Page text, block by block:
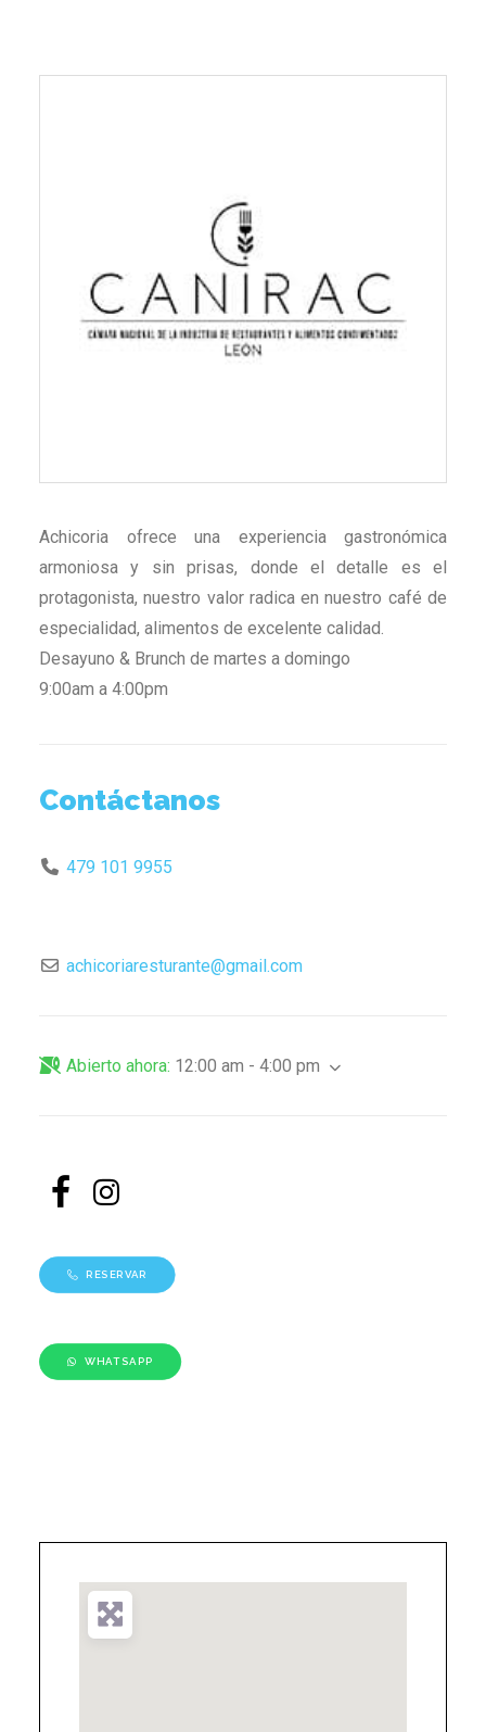
Achicoria ofrece una experiencia gastronómica
armoniosa y sin prisas, donde el detalle es el
protagonista, nuestro valor radica en nuestro café de
especialidad, alimentos de excelente calidad.
Desayuno & Brunch de martes a domingo
9:00am a 4:00pm
Contáctanos
479 101 9955
achicoriaresturante@gmail.com
Abierto ahora: 12:00 am - 4:00 pm
RESERVAR
WHATSAPP